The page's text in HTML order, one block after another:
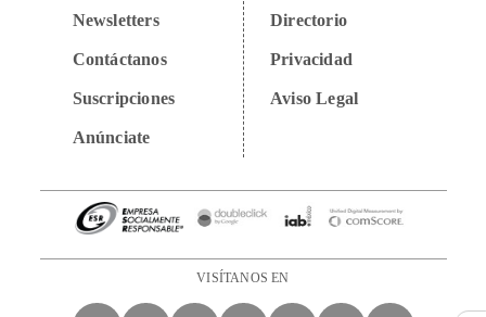
Newsletters
Contáctanos
Suscripciones
Anúnciate
Directorio
Privacidad
Aviso Legal
VISÍTANOS EN